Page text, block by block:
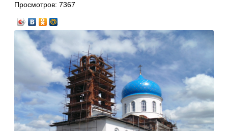
Просмотров: 7367